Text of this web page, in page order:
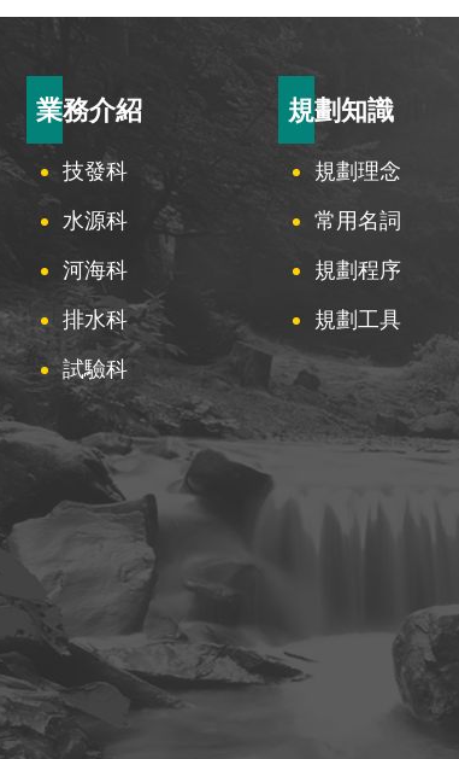
業務介紹
技發科
水源科
河海科
排水科
試驗科
規劃知識
規劃理念
常用名詞
規劃程序
規劃工具